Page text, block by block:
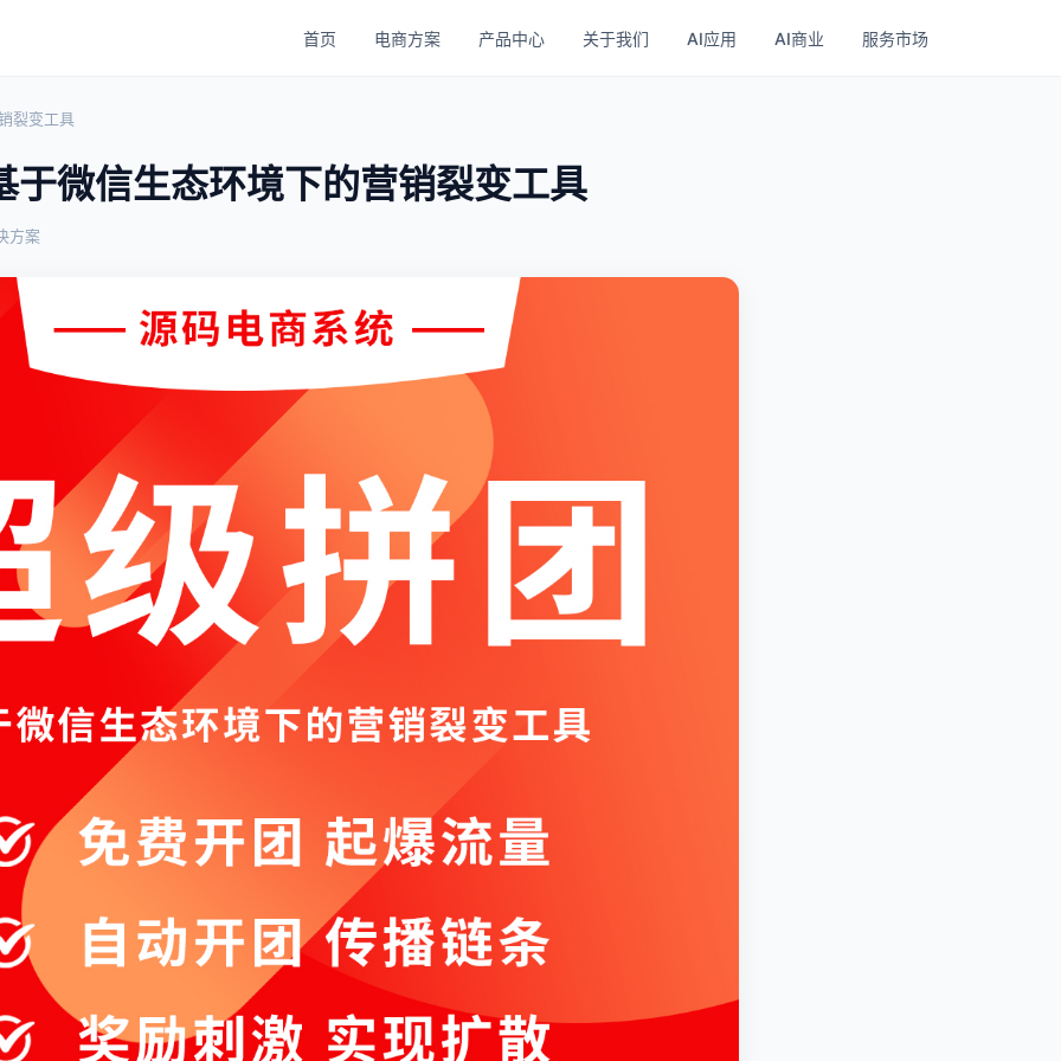
首页 电商方案 产品中心 关于我们 AI应用 AI商业 服务市场
裂变工具
于微信生态环境下的营销裂变工具
方案